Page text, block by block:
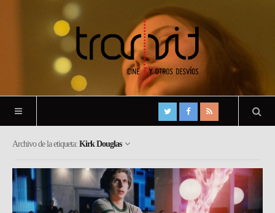
Archivo de la etiqueta: Kirk Douglas